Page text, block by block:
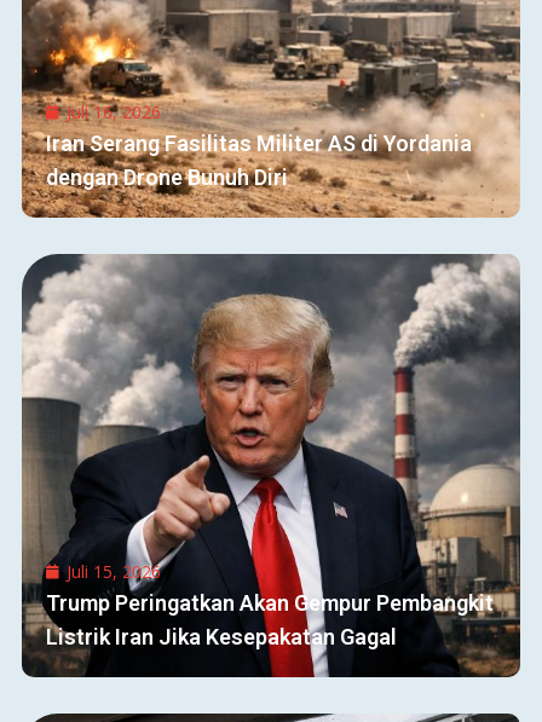
Juli 16, 2026
Iran Serang Fasilitas Militer AS di Yordania
dengan Drone Bunuh Diri
Juli 15, 2026
Trump Peringatkan Akan Gempur Pembangkit
Listrik Iran Jika Kesepakatan Gagal